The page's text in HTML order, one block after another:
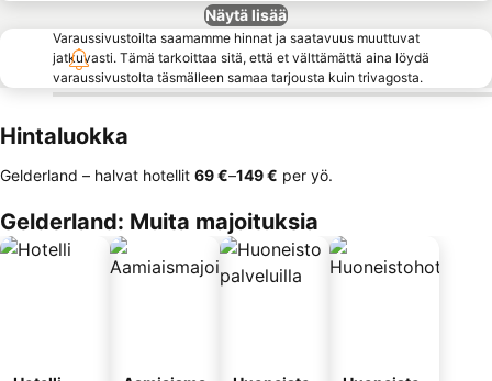
Näytä lisää
Varaussivustoilta saamamme hinnat ja saatavuus muuttuvat
jatkuvasti. Tämä tarkoittaa sitä, että et välttämättä aina löydä
varaussivustolta täsmälleen samaa tarjousta kuin trivagosta.
Hintaluokka
Gelderland – halvat hotellit ‎69 €–‎149 € per yö.
Gelderland: Muita majoituksia